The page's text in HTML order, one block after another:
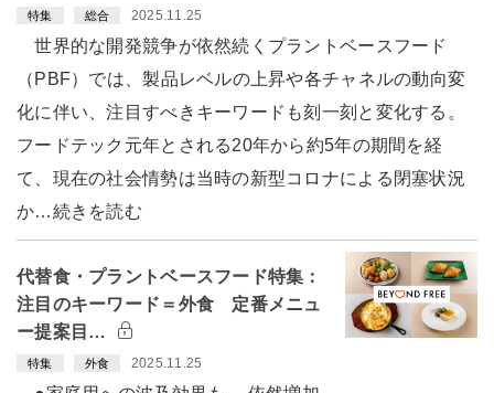
特集 総合 2025.11.25
世界的な開発競争が依然続くプラントベースフード
（PBF）では、製品レベルの上昇や各チャネルの動向変
化に伴い、注目すべきキーワードも刻一刻と変化する。
フードテック元年とされる20年から約5年の期間を経
て、現在の社会情勢は当時の新型コロナによる閉塞状況
か…続きを読む
代替食・プラントベースフード特集：
注目のキーワード＝外食 定番メニュ
ー提案目…
特集 外食 2025.11.25